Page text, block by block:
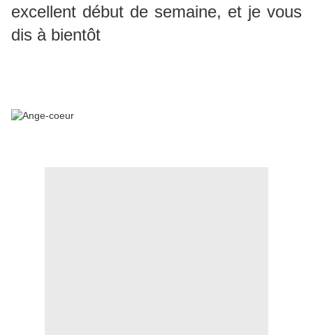
excellent début de semaine, et je vous
dis à bientôt